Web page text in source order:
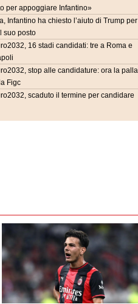
per appoggiare Infantino»
Infantino ha chiesto l’aiuto di Trump per
suo posto
16 stadi candidati: tre a Roma e
stop alle candidature: ora la palla
Figc
scaduto il termine per candidare